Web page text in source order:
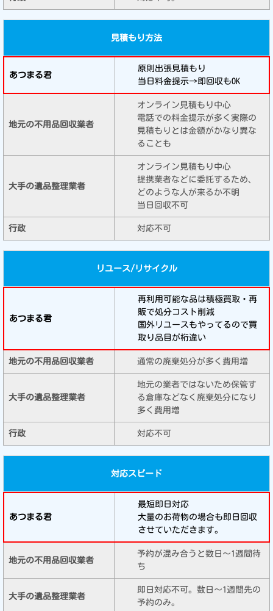
見積もり方法
原則出張見積もり
当日料金提示→即回収もOK
オンライン見積もり中心
電話での料金提示が多く実際の
見積もりとは金額がかなり異な
ることも
オンライン見積もり中心
提携業者などに委託するため、
どのような人が来るか不明
当日回収不可
対応不可
リユース/リサイクル
再利用可能な品は積極買取・再
販で処分コスト削減
国外リユースもやってるので買
取り品目が桁違い
通常の廃棄処分が多く費用増
地元の業者ではないため保管す
る倉庫などなく廃棄処分になり
多く費用増
対応不可
対応スピード
最短即日対応
大量のお荷物の場合も即日回収
させていただきます。
予約が混み合うと数日〜1週間待
ち
即日対応不可。数日〜1週間先の
予約のみ。